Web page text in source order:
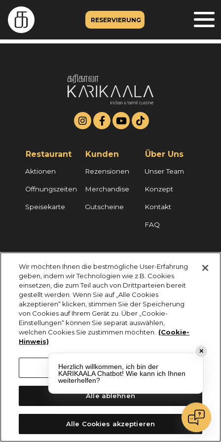
RESERVIERUNG
Restaurant
Aktionen
Öffnungszeiten
Speisekarte
Kunden
Rezensionen
Merchandise
Gutscheine
Über Uns
Unser Team
Konzept
Kontakt
FAQ
KARIKAALA ©2026 - Saily Food Service GmbH
Alle Rechte vorbehalten
✕
Herzlich willkommen, ich bin der
KARIKAALA Chatbot! Wie kann ich Ihnen
weiterhelfen?
Wir möchten Ihnen die bestmögliche User-Erfahrung
geben, indem wir Technologien wie z.B. Cookies
einsetzen, die zum Teil auch von Drittparteien bereit
gestellt werden. Wenn Sie auf „Alle Cookies
akzeptieren“ klicken, stimmen Sie der Speicherung
von Cookies auf Ihrem Gerät zu. Über „Cookie-
Einstellungen“ können Sie separat auswählen,
welchen Cookies Sie zustimmen möchten.
(Cookie-
Hinweis)
Cookie-Einstellungen
Alle ablehnen
Alle Cookies akzeptieren